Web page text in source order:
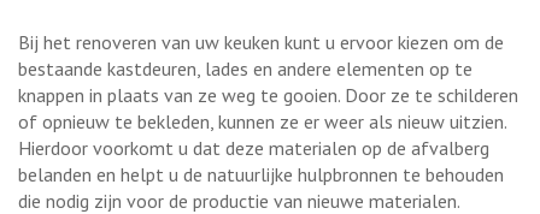
Bij het renoveren van uw keuken kunt u ervoor kiezen om de
bestaande kastdeuren, lades en andere elementen op te
knappen in plaats van ze weg te gooien. Door ze te schilderen
of opnieuw te bekleden, kunnen ze er weer als nieuw uitzien.
Hierdoor voorkomt u dat deze materialen op de afvalberg
belanden en helpt u de natuurlijke hulpbronnen te behouden
die nodig zijn voor de productie van nieuwe materialen.